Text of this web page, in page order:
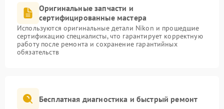
Оригинальные запчасти и
сертифицированные мастера
Используются оригинальные детали Nikon и прошедшие
сертификацию специалисты, что гарантирует корректную
работу после ремонта и сохранение гарантийных
обязательств
Бесплатная диагностика и быстрый ремонт